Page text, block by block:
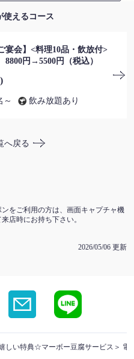
使えるコース
宴会】<料理10品・飲放付>
円→5500円（税込）
～ 飲み放題あり
へ戻る
をご利用の方は、画面キャプチャ機
店時にお持ち下さい。
2026/05/06 更新
しい特典☆マーボー豆腐サービス＞ 電
106880948
じる